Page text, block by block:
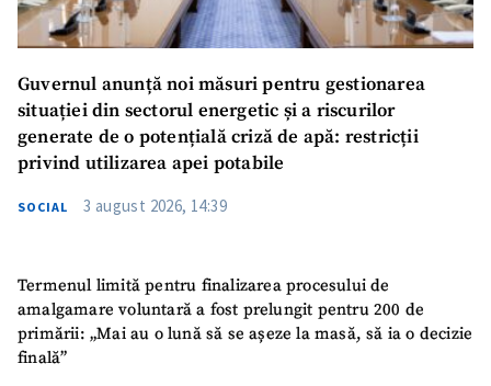
Guvernul anunță noi măsuri pentru gestionarea
situației din sectorul energetic și a riscurilor
generate de o potențială criză de apă: restricții
privind utilizarea apei potabile
SOCIAL 3 august 2026, 14:39
Termenul limită pentru finalizarea procesului de
amalgamare voluntară a fost prelungit pentru 200 de
primării: „Mai au o lună să se așeze la masă, să ia o decizie
finală”